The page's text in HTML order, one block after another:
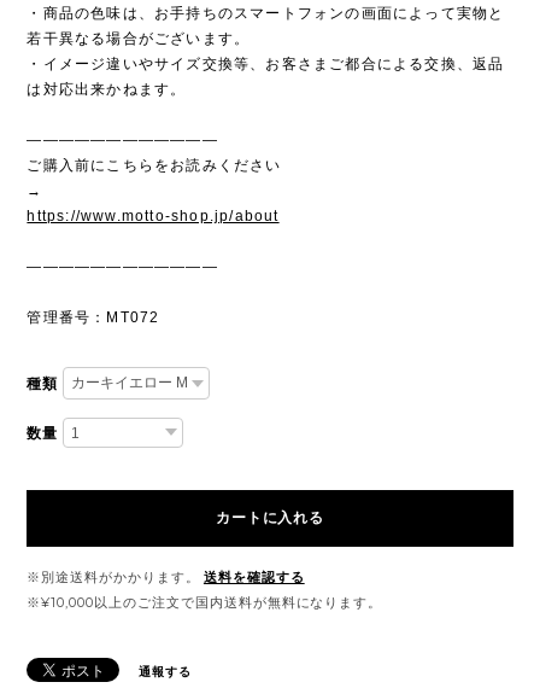
・商品の色味は、お手持ちのスマートフォンの画面によって実物と
若干異なる場合がございます。
・イメージ違いやサイズ交換等、お客さまご都合による交換、返品
は対応出来かねます。
————————————
ご購入前にこちらをお読みください
→
https://www.motto-shop.jp/about
————————————
管理番号：MT072
種類
数量
カートに入れる
※別途送料がかかります。
送料を確認する
※¥10,000以上のご注文で国内送料が無料になります。
通報する